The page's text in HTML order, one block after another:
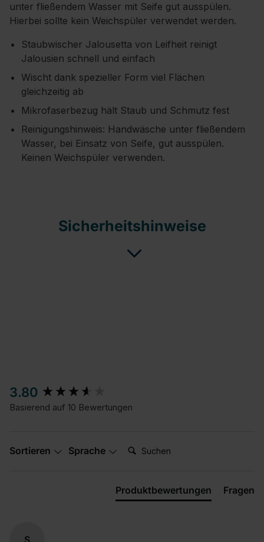
unter fließendem Wasser mit Seife gut ausspülen.
Hierbei sollte kein Weichspüler verwendet werden.
Staubwischer Jalousetta von Leifheit reinigt
Jalousien schnell und einfach
Wischt dank spezieller Form viel Flächen
gleichzeitig ab
Mikrofaserbezug hält Staub und Schmutz fest
Reinigungshinweis: Handwäsche unter fließendem
Wasser, bei Einsatz von Seife, gut ausspülen.
Keinen Weichspüler verwenden.
Sicherheitshinweise
3.80
Basierend auf 10 Bewertungen
Sortieren Sprache Suchen:
Produktbewertungen Fragen
S
New content loaded